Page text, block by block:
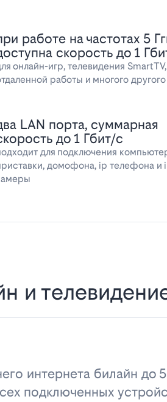
работе на частотах 5
скорость до 1
онлайн-игр, телевидения SmartTV,
работы и многого другого
LAN порта, суммарная
до 1 Гбит/с
для подключения
домофона, ip телефона и
и
интернета билайн до
подключенных